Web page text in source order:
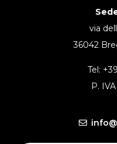
via
36042
Tel:
P.